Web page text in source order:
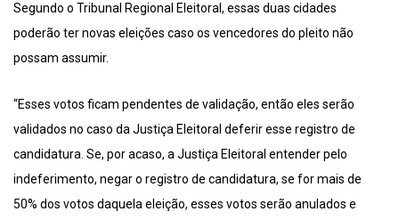
Segundo o Tribunal Regional Eleitoral, essas duas cidades
poderão ter novas eleições caso os vencedores do pleito não
possam assumir.
“Esses votos ficam pendentes de validação, então eles serão
validados no caso da Justiça Eleitoral deferir esse registro de
candidatura. Se, por acaso, a Justiça Eleitoral entender pelo
indeferimento, negar o registro de candidatura, se for mais de
50% dos votos daquela eleição, esses votos serão anulados e